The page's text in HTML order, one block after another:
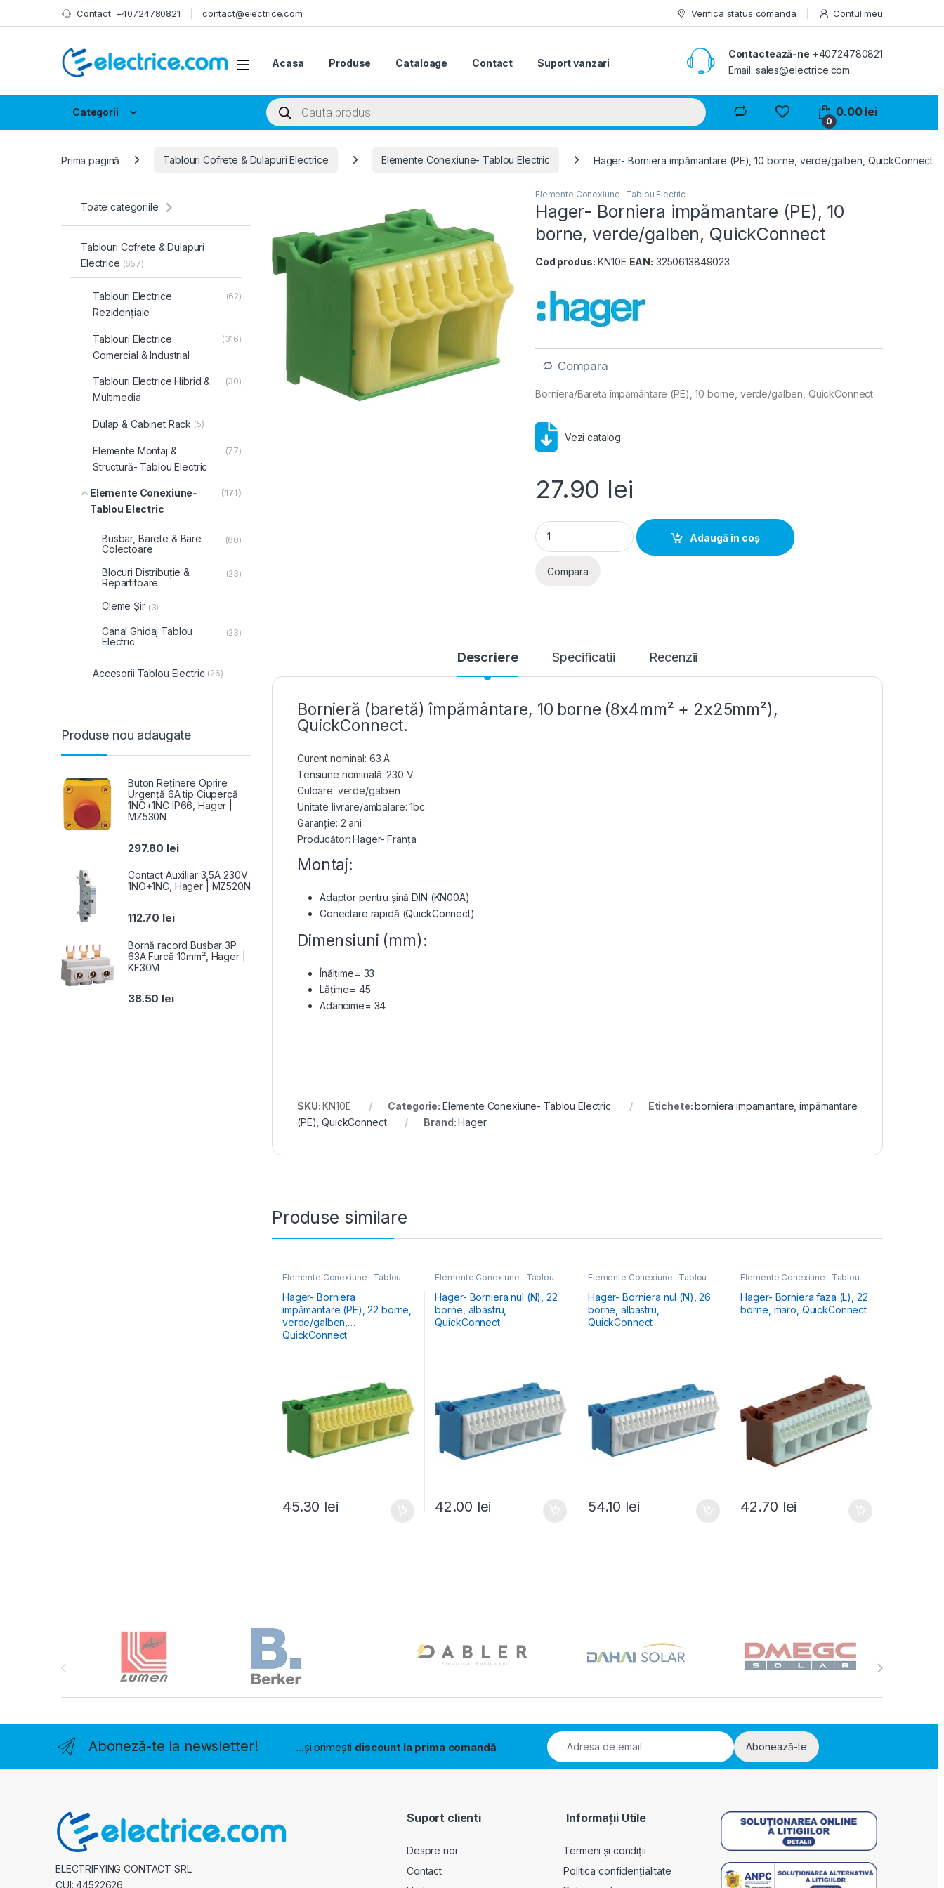
Skip to navigation
Skip to content Contact: +40724780821 contact@electrice.com Verifica status comanda Contul meu
Acasa Produse Cataloage Contact Suport vanzari
Contactează-ne +40724780821
Email: sales@electrice.com
Categorii
Products search
0
0.00 lei
Prima pagină Tablouri Cofrete & Dulapuri Electrice Elemente Conexiune- Tablou Electric Hager- Borniera impămantare (PE), 10 borne, verde/galben, QuickConnect
Elemente Conexiune- Tablou Electric
Hager- Borniera impămantare (PE), 10
borne, verde/galben, QuickConnect
Cod produs: KN10E EAN: 3250613849023
Compara
Borniera/Baretă împământare (PE), 10 borne, verde/galben, QuickConnect
Vezi catalog
27.90 lei
Hager- Borniera impămantare (PE), 10 borne, verde/galben, QuickConnect quantity
Adaugă în coș
Compara
Descriere Specificatii Recenzii
Bornieră (baretă) împământare, 10 borne (8x4mm² + 2x25mm²),
QuickConnect.
Curent nominal: 63 A
Tensiune nominală: 230 V
Culoare: verde/galben
Unitate livrare/ambalare: 1bc
Garanție: 2 ani
Producător: Hager- Franța
Montaj:
Adaptor pentru șină DIN (KN00A)
Conectare rapidă (QuickConnect)
Dimensiuni (mm):
Înălțime= 33
Lățime= 45
Adâncime= 34
SKU:KN10E Categorie: Elemente Conexiune- Tablou Electric Etichete:borniera impamantare,impămantare
(PE),QuickConnect Brand:Hager
Produse similare
Elemente Conexiune- Tablou
Hager- Borniera
impămantare (PE), 22 borne,
verde/galben,
QuickConnect
45.30 lei
Elemente Conexiune- Tablou
Hager- Borniera nul (N), 22
borne, albastru,
QuickConnect
42.00 lei
Elemente Conexiune- Tablou
Hager- Borniera nul (N), 26
borne, albastru,
QuickConnect
54.10 lei
Elemente Conexiune- Tablou
Hager- Borniera faza (L), 22
borne, maro, QuickConnect
42.70 lei
Toate categoriile
Tablouri Cofrete & Dulapuri
Electrice (657)
Tablouri Electrice
Rezidențiale
(62)
Tablouri Electrice
Comercial & Industrial
(316)
Tablouri Electrice Hibrid &
Multimedia
(30)
Dulap & Cabinet Rack (5)
Elemente Montaj &
Structură- Tablou Electric
(77)
Elemente Conexiune-
Tablou Electric
(171)
Busbar, Barete & Bare
Colectoare
(60)
Blocuri Distribuție &
Repartitoare
(23)
Cleme Șir (3)
Canal Ghidaj Tablou
Electric
(23)
Accesorii Tablou Electric (26)
Produse nou adaugate
Buton Reținere Oprire
Urgență 6A tip Ciupercă
1NO+1NC IP66, Hager |
MZ530N
297.80 lei
Contact Auxiliar 3,5A 230V
1NO+1NC, Hager | MZ520N
112.70 lei
Bornă racord Busbar 3P
63A Furcă 10mm², Hager |
KF30M
38.50 lei
Brands Carousel
Aboneză-te la newsletter! ...și primești discount la prima comandă Abonează-te
ELECTRIFYING CONTACT SRL
CUI: 44522626
Suport clienti
Despre noi
Contact
Informații Utile
Termeni și condiții
Politica confidențialitate